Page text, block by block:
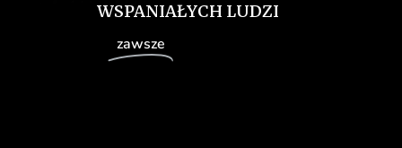
WSPANIAŁYCH LUDZI
zawsze